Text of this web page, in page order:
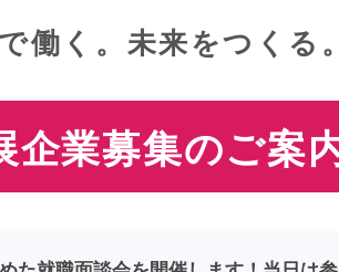
働く。未来をつくる。
企業募集のご案